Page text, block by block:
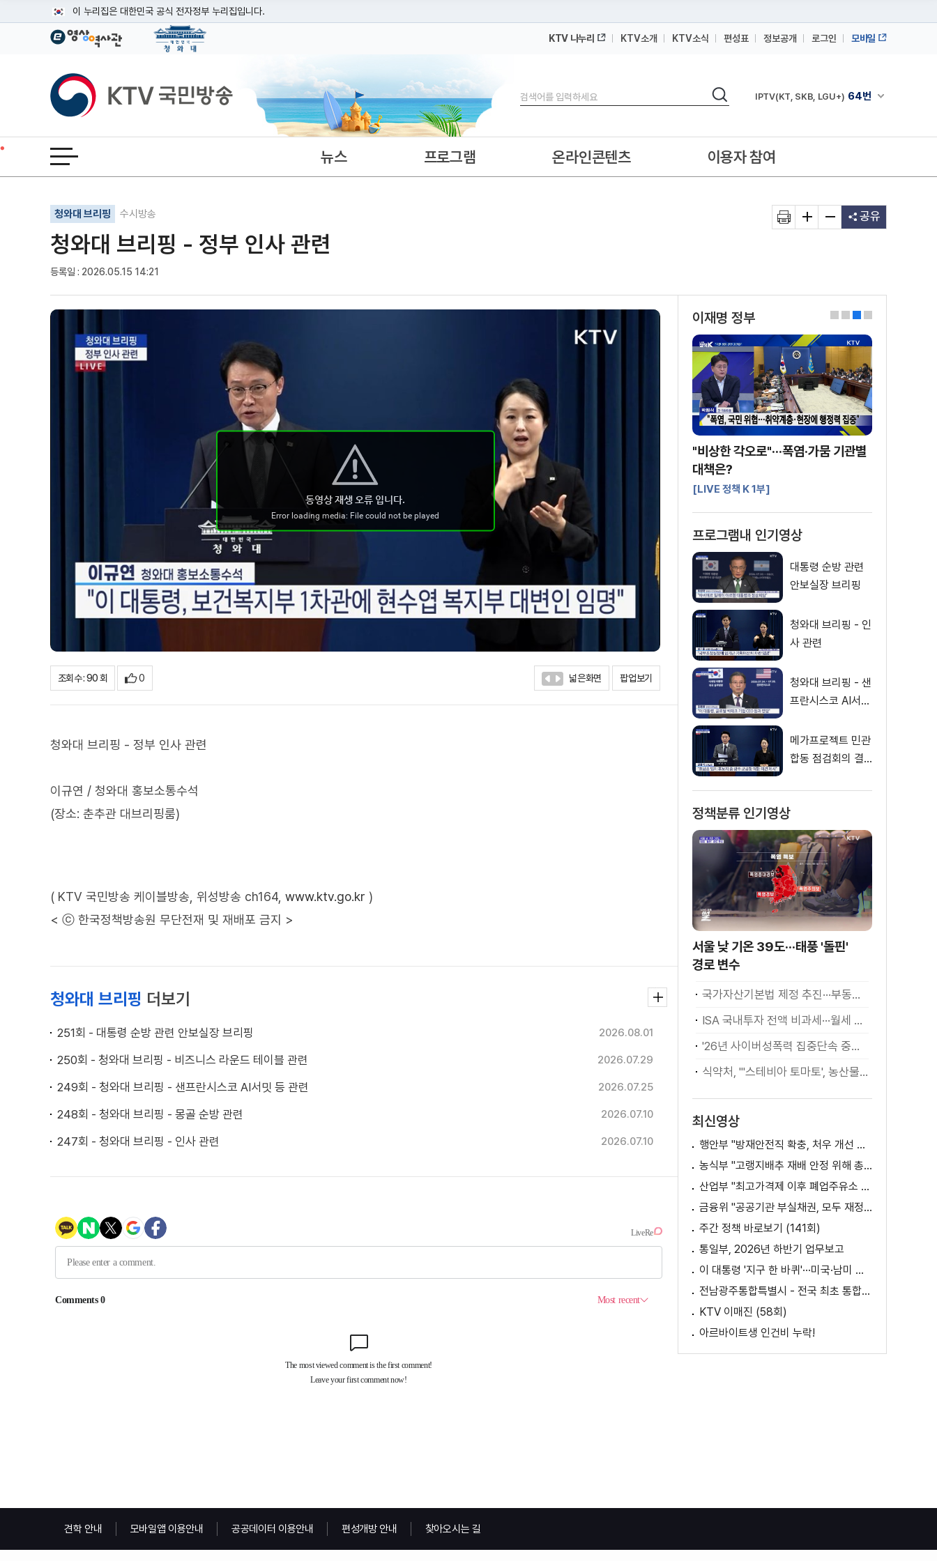
이 누리집은 대한민국 공식 전자정부 누리집입니다.
공식 누리집 주소 확인하기
이밖에 or.kr 또는 .kr등 다른 도메인 주소를 사용하고 있다면 아래 URL에서 도메인 주소를 확인해 보세요
운영중인 공식 누리집보기
KTV 나누리 KTV소개 KTV소식 편성표 정보공개 로그인 모바일
KTV국민방송
검색
검색 채널안내 펼쳐
IPTV(KT, SKB, LGU+) 64번
IPTV(KT, SKB, LGU+)
전체메뉴 열기 뉴스 프로그램 온라인콘텐츠 이용자 참여
청와대 브리핑 수시방송
청와대 브리핑 - 정부 인사 관련
등록일 : 2026.05.15 14:21
기사인쇄
글자확대
글자축소 공유
조회수 : 90 회 0 넓은화면 팝업보기
청와대 브리핑 - 정부 인사 관련
이규연 / 청와대 홍보소통수석
(장소: 춘추관 대브리핑룸)
( KTV 국민방송 케이블방송, 위성방송 ch164, www.ktv.go.kr )
< ⓒ 한국정책방송원 무단전재 및 재배포 금지 >
청와대 브리핑 더보기
251회 - 대통령 순방 관련 안보실장 브리핑 2026.08.01
250회 - 청와대 브리핑 - 비즈니스 라운드 테이블 관련 2026.07.29
249회 - 청와대 브리핑 - 샌프란시스코 AI서밋 등 관련 2026.07.25
248회 - 청와대 브리핑 - 몽골 순방 관련 2026.07.10
247회 - 청와대 브리핑 - 인사 관련 2026.07.10
이재명 정부 0
1
2
3
"비상한 각오로"···폭염·가뭄 기관별
대책은?
[LIVE 정책 K 1부]
프로그램내 인기영상
대통령 순방 관련
안보실장 브리핑
청와대 브리핑 - 인
사 관련
청와대 브리핑 - 샌
프란시스코 AI서밋
메가프로젝트 민관
합동 점검회의 결
정책분류 인기영상
서울 낮 기온 39도···태풍 '돌핀'
경로 변수
국가자산기본법 제정 추진···부동산·주식 등 통합 관리
ISA 국내투자 전액 비과세···월세 세액공제 확대
'26년 사이버성폭력 집중단속 중간성과 발표···향후 추진계획은?
식약처, "'스테비아 토마토', 농산물 아닌 가공식품"
최신영상
행안부 "방재안전직 확충, 처우 개선 등 위한 제도개선 추진"
농식부 "고랭지배추 재배 안정 위해 총력···배추가격 점차 안정세"
산업부 "최고가격제 이후 폐업주유소 증가? 사실 아냐"
금융위 "공공기관 부실채권, 모두 재정으로 보전되는 것 아냐"
주간 정책 바로보기 (141회)
통일부, 2026년 하반기 업무보고
이 대통령 '지구 한 바퀴'···미국·남미 순방 성과는? / AX 대전환의 시대! 국민 위한 적극 행정은?
전남광주통합특별시 - 전국 최초 통합돌봄 모델
KTV 이매진 (58회)
아르바이트생 인건비 누락!
견학 안내 모바일앱 이용안내 공공데이터 이용안내 편성개방 안내 찾아오시는 길